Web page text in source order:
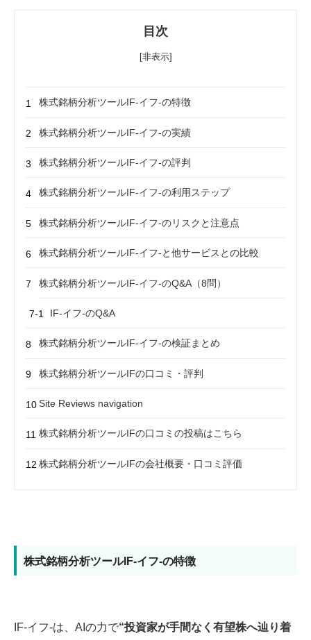
目次
[非表示]
株式銘柄分析ツールIF-イフ-の特徴
株式銘柄分析ツールIF-イフ-の実績
株式銘柄分析ツールIF-イフ-の評判
株式銘柄分析ツールIF-イフ-の利用ステップ
株式銘柄分析ツールIF-イフ-のリスクと注意点
株式銘柄分析ツールIF-イフ-と他サービスとの比較
株式銘柄分析ツールIF-イフ-のQ&A（8問）
IF-イフ-のQ&A
株式銘柄分析ツールIF-イフ-の検証まとめ
株式銘柄分析ツールIFの口コミ・評判
Site Reviews navigation
株式銘柄分析ツールIFの口コミの投稿はこちら
株式銘柄分析ツールIFの会社概要・口コミ評価
株式銘柄分析ツールIF-イフ-の特徴
IF-イフ-は、AIの力で“投資家が手間なく有望株へ辿り着